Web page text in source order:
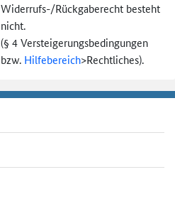
Widerrufs-/Rückgaberecht besteht
nicht.
(§ 4 Versteigerungs­bedingungen
bzw. Hilfebereich>Rechtliches).